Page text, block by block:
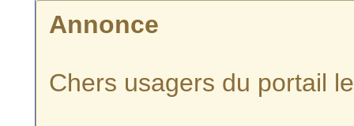
Annonce
Chers usagers du portail